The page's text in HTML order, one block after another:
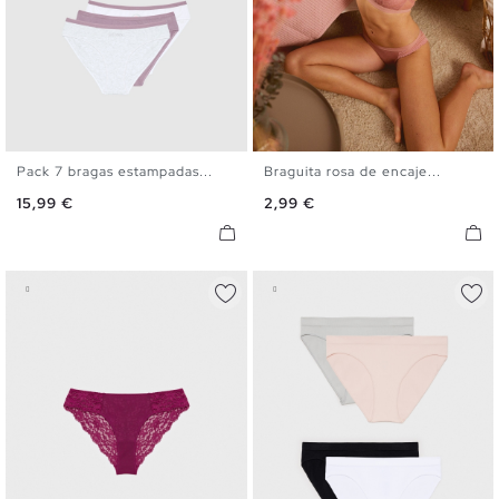
S L
Pack 7 bragas estampadas...
Precio
15,99 €
Braguita rosa de encaje...
Precio
2,99 €